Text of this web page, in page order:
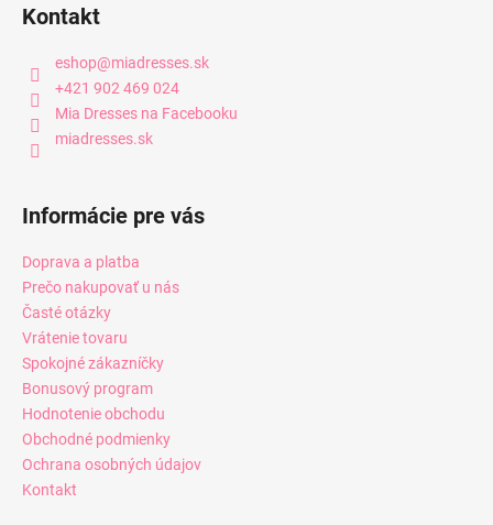
Kontakt
eshop@miadresses.sk
+421 902 469 024
Mia Dresses na Facebooku
miadresses.sk
Informácie pre vás
Doprava a platba
Prečo nakupovať u nás
Časté otázky
Vrátenie tovaru
Spokojné zákazníčky
Bonusový program
Hodnotenie obchodu
Obchodné podmienky
Ochrana osobných údajov
Kontakt